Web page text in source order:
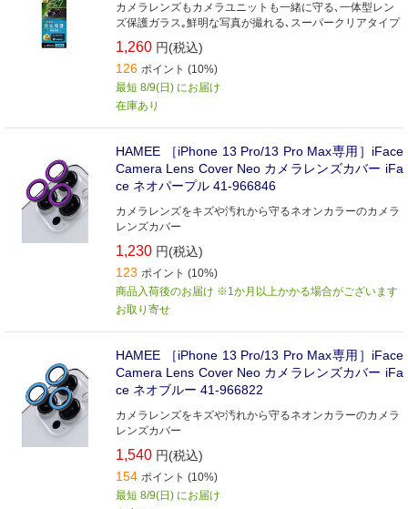
カメラレンズもカメラユニットも一緒に守る､一体型レン
ズ保護ガラス｡鮮明な写真が撮れる､スーパークリアタイプ
1,260 円(税込)
126 ポイント (10%)
最短 8/9(日) にお届け
在庫あり
HAMEE ［iPhone 13 Pro/13 Pro Max専用］iFace
Camera Lens Cover Neo カメラレンズカバー iFa
ce ネオパープル 41-966846
カメラレンズをキズや汚れから守るネオンカラーのカメラ
レンズカバー
1,230 円(税込)
123 ポイント (10%)
商品入荷後のお届け ※1か月以上かかる場合がございます
お取り寄せ
HAMEE ［iPhone 13 Pro/13 Pro Max専用］iFace
Camera Lens Cover Neo カメラレンズカバー iFa
ce ネオブルー 41-966822
カメラレンズをキズや汚れから守るネオンカラーのカメラ
レンズカバー
1,540 円(税込)
154 ポイント (10%)
最短 8/9(日) にお届け